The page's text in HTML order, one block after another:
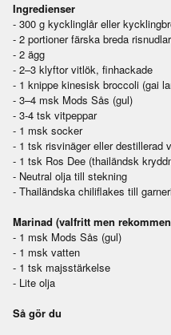
Ingredienser
- 300 g kycklinglår eller
- 2 portioner färska breda
- 2 ägg
- 2–3 klyftor vitlök, finhackade
- 1 knippe kinesisk broccoli (gai
- 3–4 msk Mods Sås (gul)
- 3-4 tsk vitpeppar
- 1 msk socker
- 1 tsk risvinäger eller destillerad
- 1 tsk Ros Dee (thailändsk
- Neutral olja till stekning
- Thailändska chiliflakes till
Marinad (valfritt men
- 1 msk Mods Sås (gul)
- 1 msk vatten
- 1 tsk majsstärkelse
- Lite olja
Så gör du